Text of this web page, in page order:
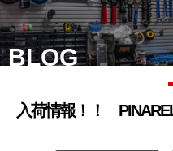
BLOG
入荷情報！！